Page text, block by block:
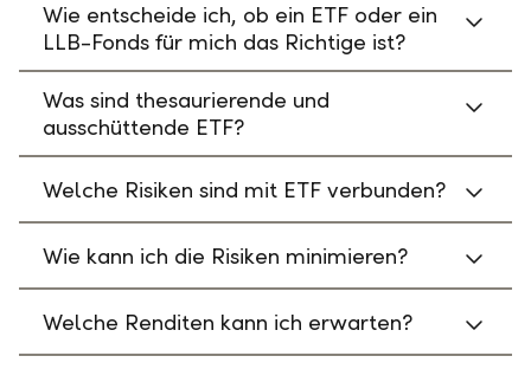
Wie entscheide ich, ob ein ETF oder ein
LLB-Fonds für mich das Richtige ist?
Was sind thesaurierende und
ausschüttende ETF?
Welche Risiken sind mit ETF verbunden?
Wie kann ich die Risiken minimieren?
Welche Renditen kann ich erwarten?